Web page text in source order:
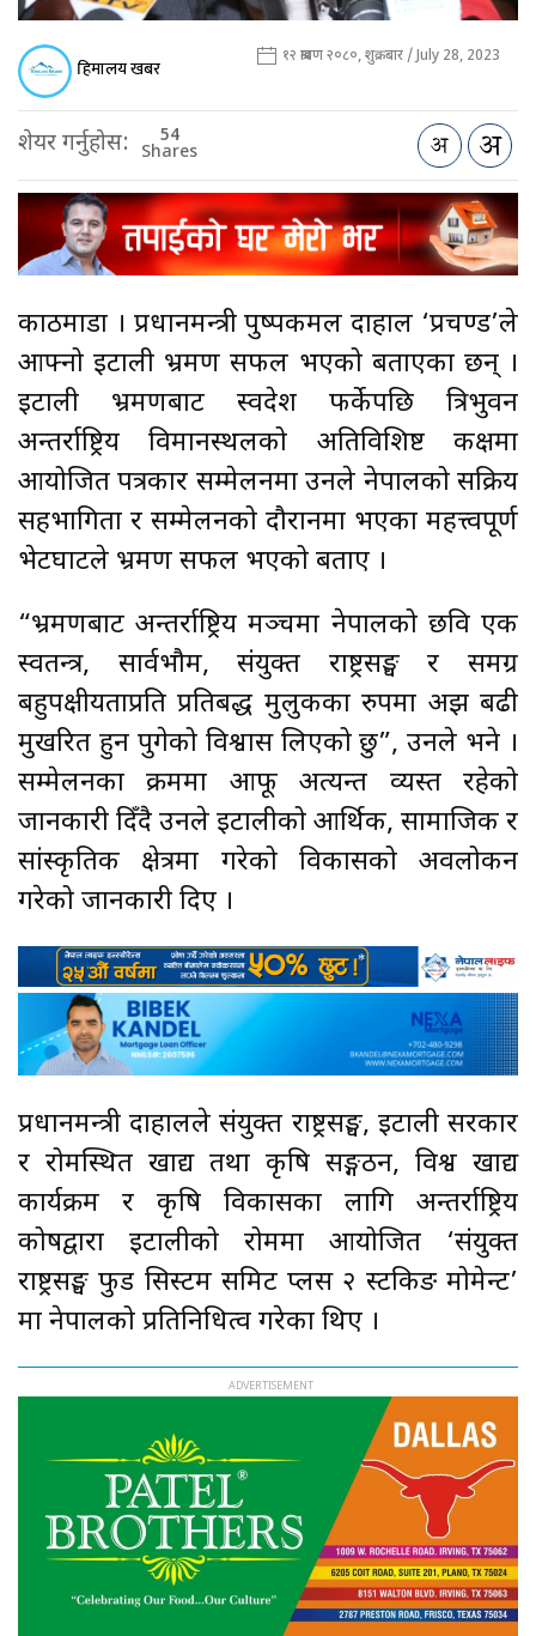
हिमालय खबर १२ श्रावण २०८०, शुक्रबार / July 28, 2023
शेयर गर्नुहोस: 54
Shares
काठमाडौँ । प्रधानमन्त्री पुष्पकमल दाहाल ‘प्रचण्ड’ले
आफ्नो इटाली भ्रमण सफल भएको बताएका छन् ।
इटाली भ्रमणबाट स्वदेश फर्केपछि त्रिभुवन
अन्तर्राष्ट्रिय विमानस्थलको अतिविशिष्ट कक्षमा
आयोजित पत्रकार सम्मेलनमा उनले नेपालको सक्रिय
सहभागिता र सम्मेलनको दौरानमा भएका महत्त्वपूर्ण
भेटघाटले भ्रमण सफल भएको बताए ।
“भ्रमणबाट अन्तर्राष्ट्रिय मञ्चमा नेपालको छवि एक
स्वतन्त्र, सार्वभौम, संयुक्त राष्ट्रसङ्घ र समग्र
बहुपक्षीयताप्रति प्रतिबद्ध मुलुकका रुपमा अझ बढी
मुखरित हुन पुगेको विश्वास लिएको छु”, उनले भने ।
सम्मेलनका क्रममा आफू अत्यन्त व्यस्त रहेको
जानकारी दिँदै उनले इटालीको आर्थिक, सामाजिक र
सांस्कृतिक क्षेत्रमा गरेको विकासको अवलोकन
गरेको जानकारी दिए ।
प्रधानमन्त्री दाहालले संयुक्त राष्ट्रसङ्घ, इटाली सरकार
र रोमस्थित खाद्य तथा कृषि सङ्गठन, विश्व खाद्य
कार्यक्रम र कृषि विकासका लागि अन्तर्राष्ट्रिय
कोषद्वारा इटालीको रोममा आयोजित ‘संयुक्त
राष्ट्रसङ्घ फुड सिस्टम समिट प्लस २ स्टकिङ मोमेन्ट’
मा नेपालको प्रतिनिधित्व गरेका थिए ।